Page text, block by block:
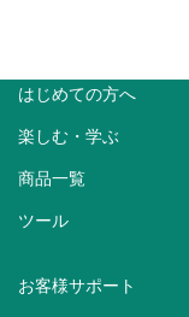
はじめての方へ
楽しむ・学ぶ
商品一覧
ツール
お客様サポート